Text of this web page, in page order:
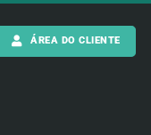
ÁREA DO CLIENTE